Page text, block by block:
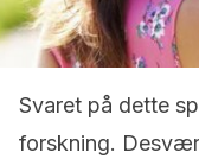
Svaret på dette
forskning.